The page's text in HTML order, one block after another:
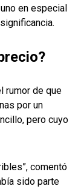
en especial
rumor de que
por un
pero cuyo
comentó
sido parte